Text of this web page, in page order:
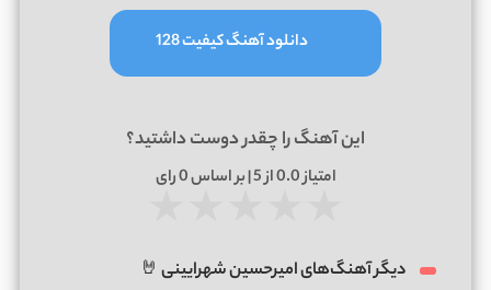
دانلود آهنگ کیفیت 128
این آهنگ را چقدر دوست داشتید؟
امتیاز0.0از 5 | بر اساس 0رای
دیگر آهنگ‌های امیرحسین شهرایینی 🤘